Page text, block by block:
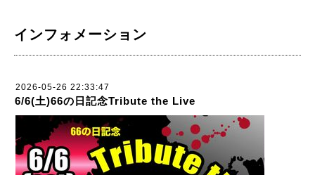
インフォメーション
2026-05-26 22:33:47
6/6(土)66の日記念Tribute the Live